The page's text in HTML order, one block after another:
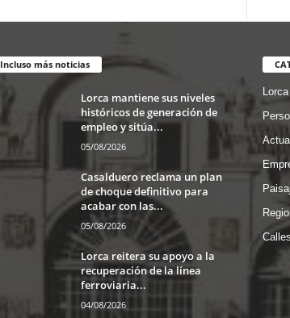
Incluso más noticias
Lorca mantiene sus niveles
históricos de generación de
empleo y sitúa...
05/08/2026
Casalduero reclama un plan
de choque definitivo para
acabar con las...
05/08/2026
Lorca reitera su apoyo a la
recuperación de la línea
ferroviaria...
04/08/2026
Lorca